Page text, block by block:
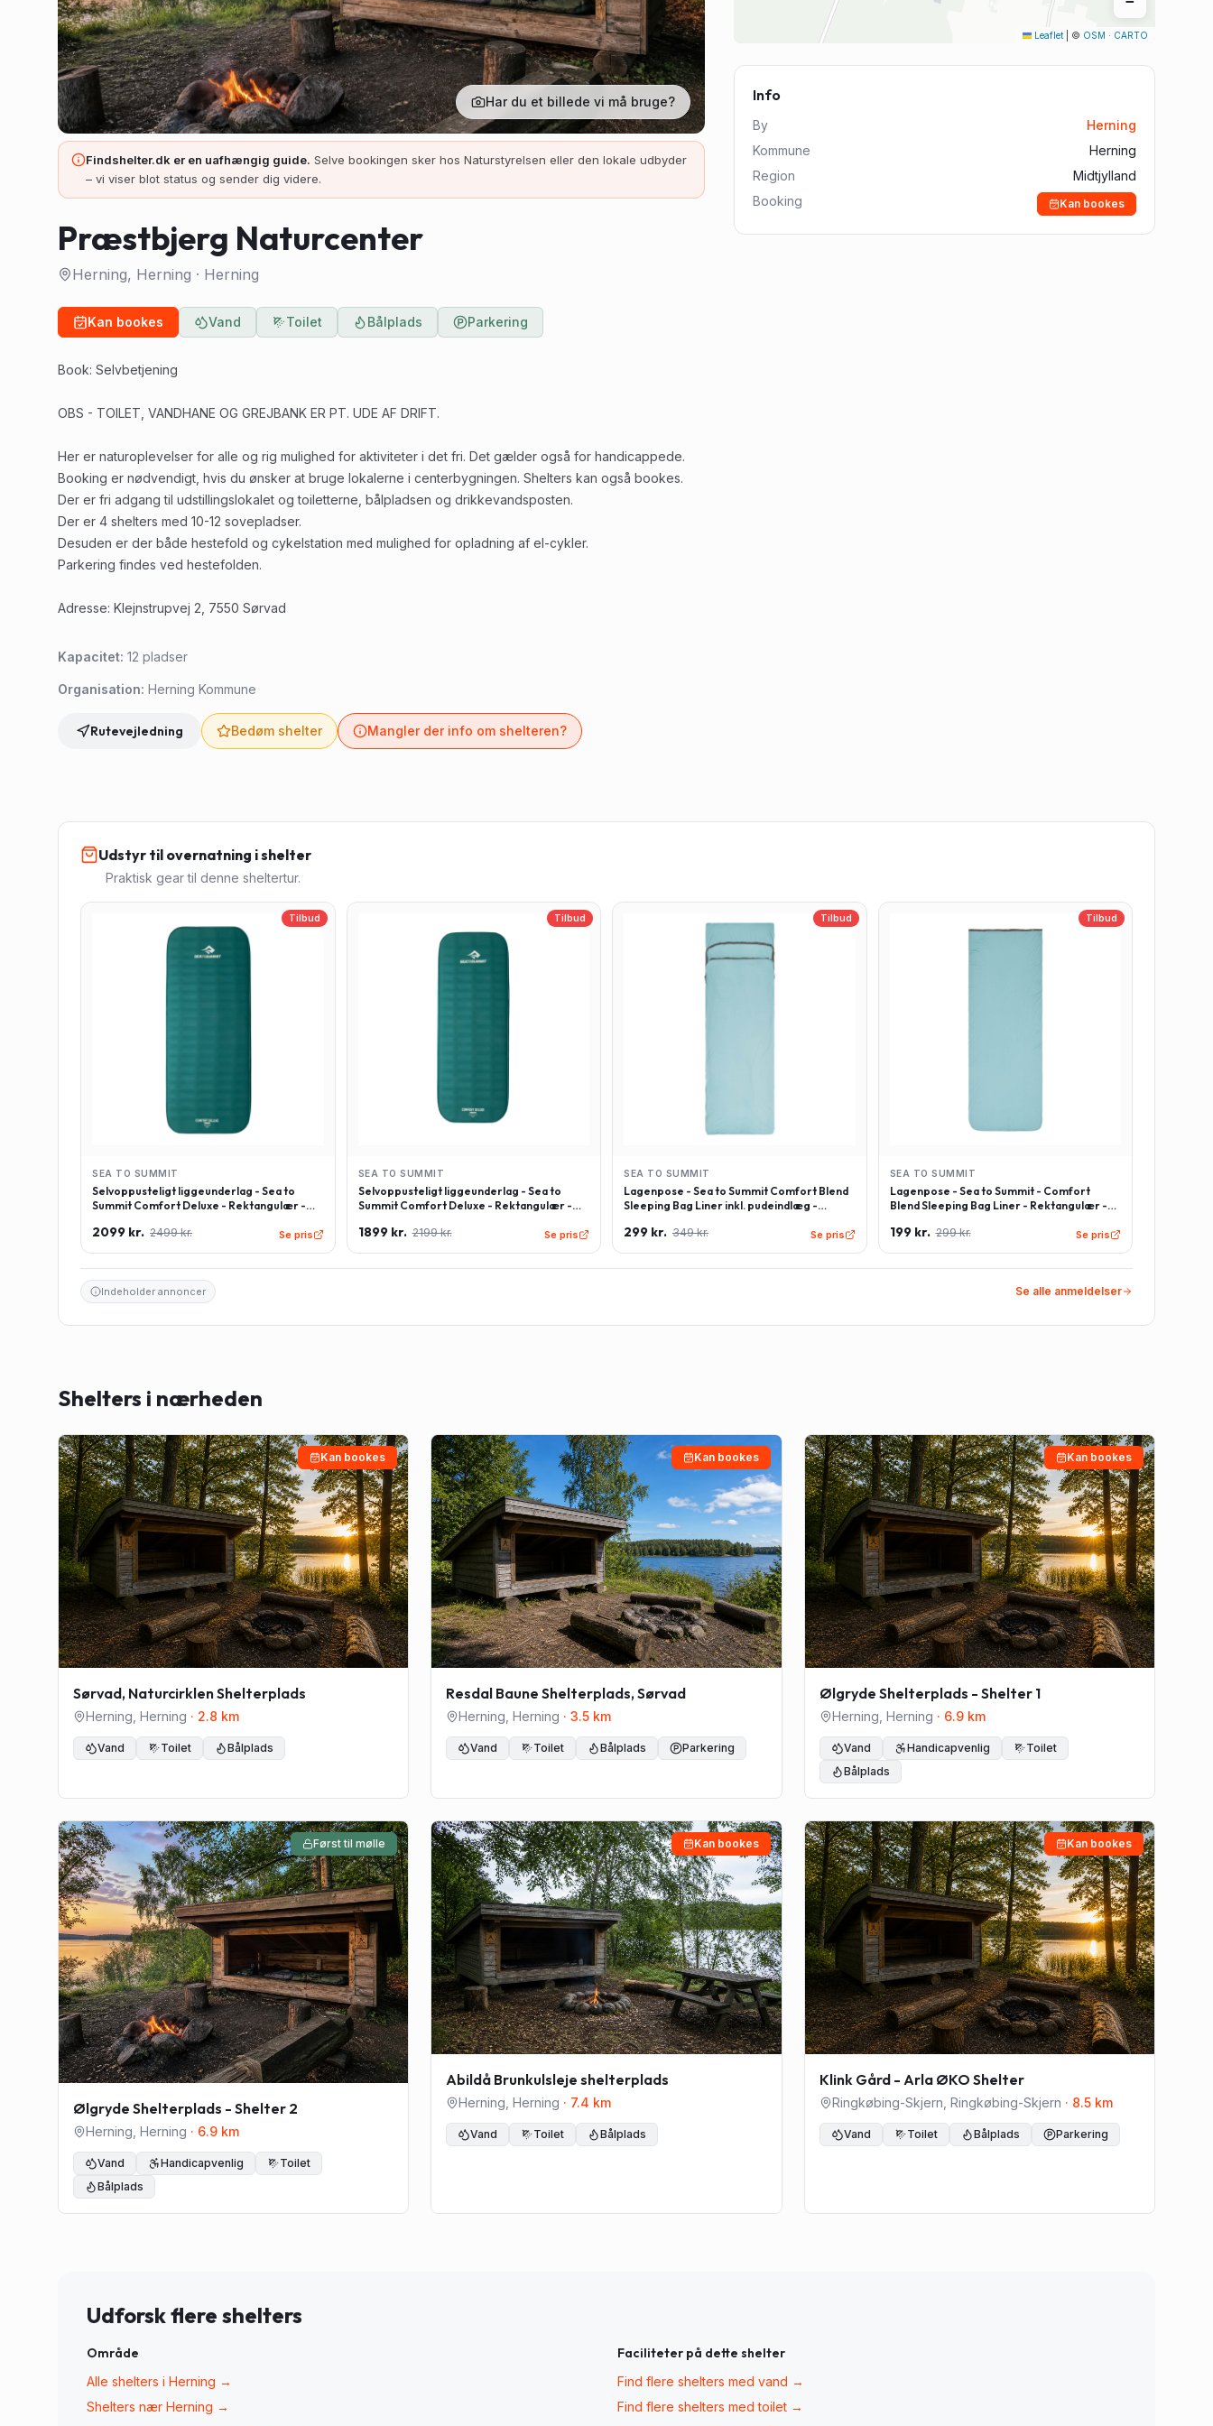
Aalborg
Vejle
Har du et billede vi må bruge?
Findshelter.dk er en uafhængig guide. Selve bookingen sker hos Naturstyrelsen eller den lokale udbyder
– vi viser blot status og sender dig videre.
Præstbjerg Naturcenter
Herning, Herning · Herning
Kan bookes Vand Toilet Bålplads Parkering
Book: Selvbetjening
OBS - TOILET, VANDHANE OG GREJBANK ER PT. UDE AF DRIFT.
Her er naturoplevelser for alle og rig mulighed for aktiviteter i det fri. Det gælder også for handicappede.
Booking er nødvendigt, hvis du ønsker at bruge lokalerne i centerbygningen. Shelters kan også bookes.
Der er fri adgang til udstillingslokalet og toiletterne, bålpladsen og drikkevandsposten.
Der er 4 shelters med 10-12 sovepladser.
Desuden er der både hestefold og cykelstation med mulighed for opladning af el-cykler.
Parkering findes ved hestefolden.
Adresse: Klejnstrupvej 2, 7550 Sørvad
Kapacitet: 12 pladser
Organisation: Herning Kommune
Rutevejledning Bedøm shelter Mangler der info om shelteren?
Leaflet © OSM · CARTO
Info
By
Herning
Kommune
Herning
Region
Midtjylland
Booking
Kan bookes
Udstyr til overnatning i shelter
Praktisk gear til denne sheltertur.
Tilbud
SEA TO SUMMIT
Selvoppusteligt liggeunderlag - Sea to
Summit Comfort Deluxe - Rektangulær -
2099 kr. 2499 kr. Se pris
Tilbud
SEA TO SUMMIT
Selvoppusteligt liggeunderlag - Sea to
Summit Comfort Deluxe - Rektangulær -
1899 kr. 2199 kr. Se pris
Tilbud
SEA TO SUMMIT
Lagenpose - Sea to Summit Comfort Blend
Sleeping Bag Liner inkl. pudeindlæg -
299 kr. 349 kr. Se pris
Tilbud
SEA TO SUMMIT
Lagenpose - Sea to Summit - Comfort
Blend Sleeping Bag Liner - Rektangulær -
199 kr. 299 kr. Se pris
Indeholder annoncer Se alle anmeldelser
Shelters i nærheden
Kan bookes
Sørvad, Naturcirklen Shelterplads
Herning Herning · 2.8 km
Vand Toilet Bålplads
Kan bookes
Resdal Baune Shelterplads, Sørvad
Herning ,Herning ·3.5 km
Vand Toilet Bålplads Parkering
Kan bookes
Ølgryde Shelterplads - Shelter 1
Herning Herning · 6.9km
Vand Handicapvenlig
Toilet
Bålplads
Først til mølle
Ølgryde Shelterplads - Shelter 2
Herning Herning · 6.9 km
Vand Handicapvenlig
Toilet
Bålplads
Kan bookes
Abildå Brunkulsleje shelterplads
Herning ,Herning · 7.4 km
Vand Toilet Bålplads
Kan bookes
Klink Gård - Arla ØKO Shelter
Ringkøbing-Skjern Ringkøbing-Skjern · 8.5km
Vand Toilet Bålplads Parkering
Udforsk flere shelters
Område
Alle shelters i Herning →
Shelters nær Herning →
Faciliteter på dette shelter
Find flere shelters med vand →
Find flere shelters medtoilet →